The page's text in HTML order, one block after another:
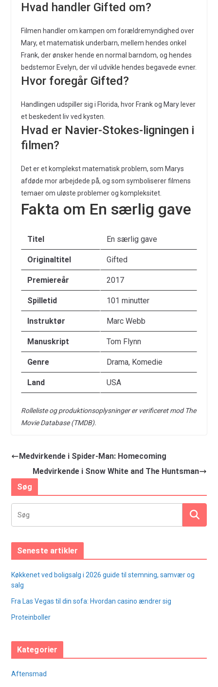
Hvad handler Gifted om?
Filmen handler om kampen om forældremyndighed over
Mary, et matematisk underbarn, mellem hendes onkel
Frank, der ønsker hende en normal barndom, og hendes
bedstemor Evelyn, der vil udvikle hendes begavede evner.
Hvor foregår Gifted?
Handlingen udspiller sig i Florida, hvor Frank og Mary lever
et beskedent liv ved kysten.
Hvad er Navier-Stokes-ligningen i
filmen?
Det er et komplekst matematisk problem, som Marys
afdøde mor arbejdede på, og som symboliserer filmens
temaer om uløste problemer og kompleksitet.
Fakta om En særlig gave
Titel En særlig gave
Originaltitel Gifted
Premiereår 2017
Spilletid 101 minutter
Instruktør Marc Webb
Manuskript Tom Flynn
Genre Drama, Komedie
Land USA
Rolleliste og produktionsoplysninger er verificeret mod The
Movie Database (TMDB).
Medvirkende i Spider-Man: Homecoming
Medvirkende i Snow White and The Huntsman
Søg
Seneste artikler
Køkkenet ved boligsalg i 2026 guide til stemning, samvær og
salg
Fra Las Vegas til din sofa: Hvordan casino ændrer sig
Proteinboller
Kategorier
Aftensmad